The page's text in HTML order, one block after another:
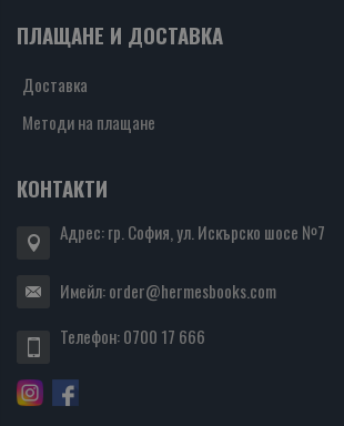
ПЛАЩАНЕ И ДОСТАВКА
Доставка
Методи на плащане
КОНТАКТИ
Адрес: гр. София, ул. Искърско шосе №7
Имейл:order@hermesbooks.com
Телефон:0700 17 666